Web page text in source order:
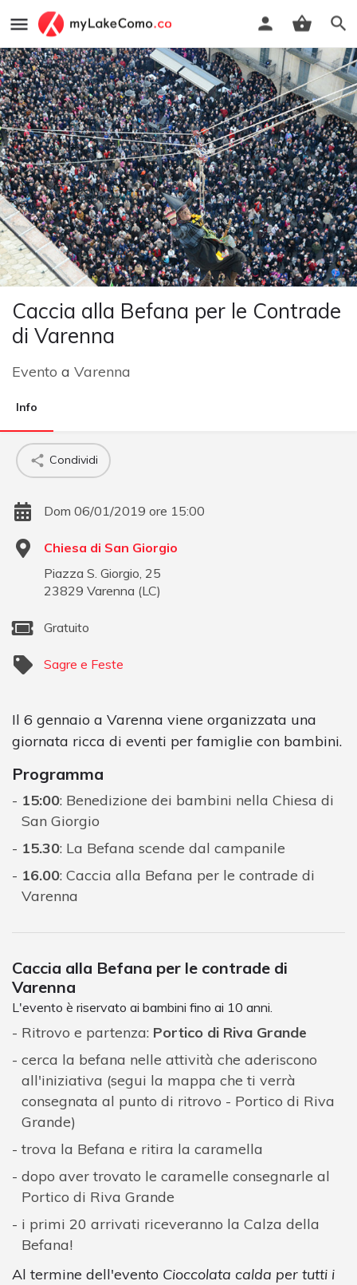
Caccia alla Befana per le Contrade
di Varenna
Evento a Varenna
Info
Condividi
Dom 06/01/2019 ore 15:00
Chiesa di San Giorgio
Piazza S. Giorgio, 25
23829 Varenna (LC)
Gratuito
Sagre e Feste
Il 6 gennaio a Varenna viene organizzata una
giornata ricca di eventi per famiglie con bambini.
Programma
15:00: Benedizione dei bambini nella Chiesa di
San Giorgio
15.30: La Befana scende dal campanile
16.00: Caccia alla Befana per le contrade di
Varenna
Caccia alla Befana per le contrade di
Varenna
L'evento è riservato ai bambini fino ai 10 anni.
Ritrovo e partenza: Portico di Riva Grande
cerca la befana nelle attività che aderiscono
all'iniziativa (segui la mappa che ti verrà
consegnata al punto di ritrovo - Portico di Riva
Grande)
trova la Befana e ritira la caramella
dopo aver trovato le caramelle consegnarle al
Portico di Riva Grande
i primi 20 arrivati riceveranno la Calza della
Befana!
Al termine dell'evento Cioccolata calda per tutti i